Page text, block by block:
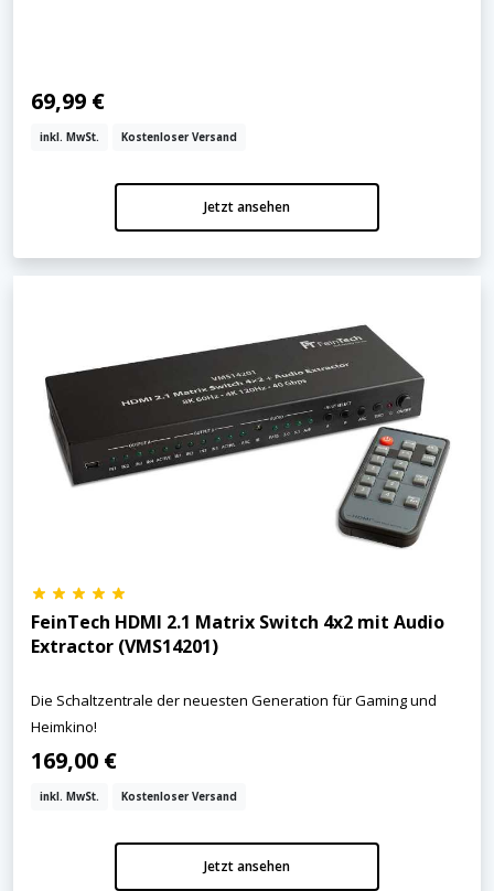
69,99 €
inkl. MwSt. Kostenloser Versand
Jetzt ansehen
FeinTech HDMI 2.1 Matrix Switch 4x2 mit Audio
Extractor (VMS14201)
Die Schaltzentrale der neuesten Generation für Gaming und
Heimkino!
169,00 €
inkl. MwSt. Kostenloser Versand
Jetzt ansehen